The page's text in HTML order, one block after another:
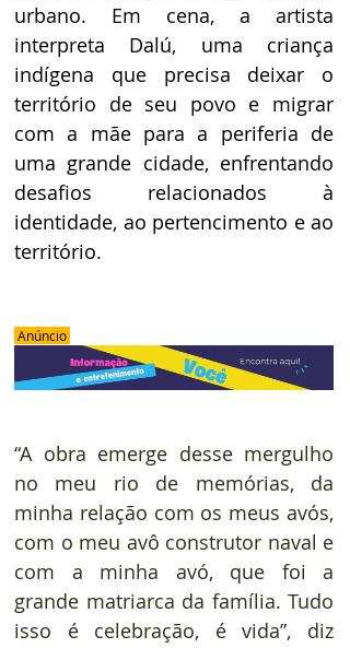
urbano. Em cena, a artista
interpreta Dalú, uma criança
indígena que precisa deixar o
território de seu povo e migrar
com a mãe para a periferia de
uma grande cidade, enfrentando
desafios relacionados à
identidade, ao pertencimento e ao
território.
Anúncio
“A obra emerge desse mergulho
no meu rio de memórias, da
minha relação com os meus avós,
com o meu avô construtor naval e
com a minha avó, que foi a
grande matriarca da família. Tudo
isso é celebração, é vida”, diz